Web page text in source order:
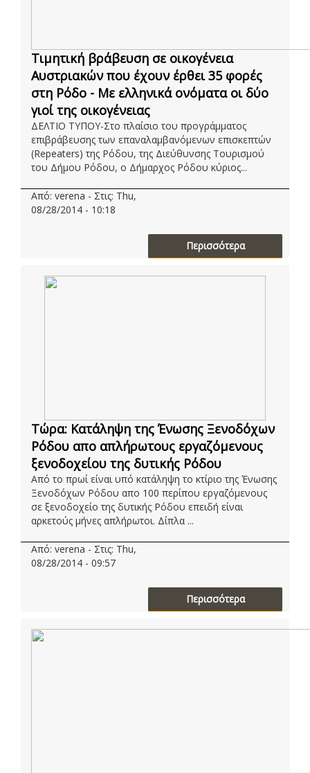
Τιμητική βράβευση σε οικογένεια
Αυστριακών που έχουν έρθει 35 φορές
στη Ρόδο - Με ελληνικά ονόματα οι δύο
γιοί της οικογένειας
ΔΕΛΤΙΟ ΤΥΠΟΥ-Στο πλαίσιο του προγράμματος
επιβράβευσης των επαναλαμβανόμενων επισκεπτών
(Repeaters) της Ρόδου, της Διεύθυνσης Τουρισμού
του Δήμου Ρόδου, ο Δήμαρχος Ρόδου κύριος...
Από: verena - Στις: Thu,
08/28/2014 - 10:18
Περισσότερα
Τώρα: Κατάληψη της Ένωσης Ξενοδόχων
Ρόδου απο απλήρωτους εργαζόμενους
ξενοδοχείου της δυτικής Ρόδου
Από το πρωί είναι υπό κατάληψη το κτίριο της Ένωσης
Ξενοδόχων Ρόδου απο 100 περίπου εργαζόμενους
σε ξενοδοχείο της δυτικής Ρόδου επειδή είναι
αρκετούς μήνες απλήρωτοι. Δίπλα ...
Από: verena - Στις: Thu,
08/28/2014 - 09:57
Περισσότερα